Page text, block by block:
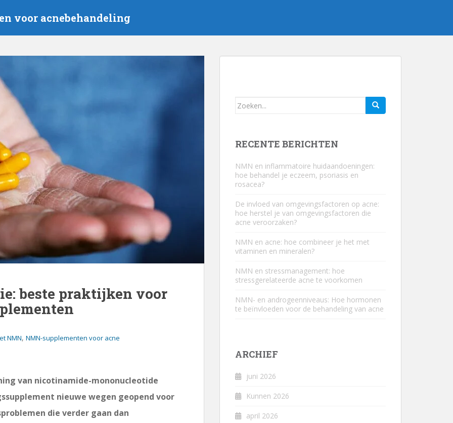
voor acnebehandeling
beste praktijken voor
NMN, NMN-supplementen voor acne
van nicotinamide-mononucleotide
nieuwe wegen geopend voor
die verder gaan dan
Zoeken
RECENTE BERICHTEN
NMN en inflammatoire huidaandoeningen:
hoe behandel je eczeem, psoriasis en
rosacea?
De invloed van omgevingsfactoren op acne:
hoe herstel je van omgevingsfactoren die
acne veroorzaken?
NMN en acne: hoe combineer je het met
vitaminen en mineralen?
NMN en stressmanagement: hoe
stressgerelateerde acne te voorkomen
NMN- en androgeenniveaus: Hoe hormonen
te beïnvloeden voor de behandeling van acne
ARCHIEF
juni 2026
Kunnen 2026
april 2026